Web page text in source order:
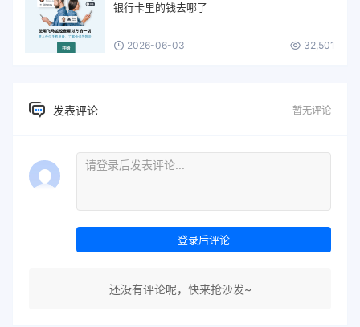
银行卡里的钱去哪了
2026-06-03 32,501
发表评论 暂无评论
登录后评论
还没有评论呢，快来抢沙发~